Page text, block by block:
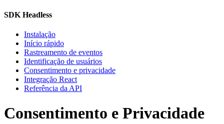
SDK Headless
Instalação
Início rápido
Rastreamento de eventos
Identificação de usuários
Consentimento e privacidade
Integração React
Referência da API
Consentimento e Privacidade